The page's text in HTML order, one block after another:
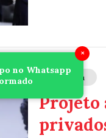
×
no Whatsapp
Câmara
Projeto